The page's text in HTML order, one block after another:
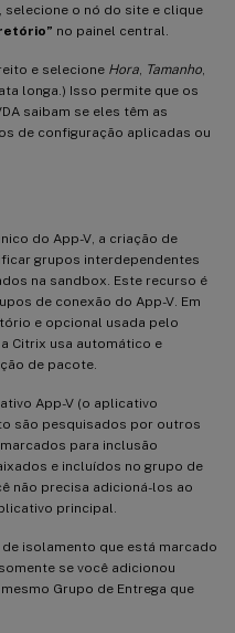
selecione o nó do site e clique
no painel central.
e selecione Hora Tamanho
longa.) Isso permite que os
saibam se eles têm as
de configuração aplicadas ou
do App-V, a criação de
grupos interdependentes
na sandbox. Este recurso é
de conexão do App-V. Em
e opcional usada pelo
Citrix usa automático e
de pacote.
App-V (o aplicativo
são pesquisados por outros
para inclusão
e incluídos no grupo de
não precisa adicioná-los ao
principal.
isolamento que está marcado
se você adicionou
Grupo de Entrega que